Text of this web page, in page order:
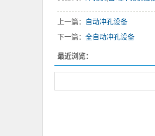
上一篇：
自动冲孔设备
下一篇： 全自动冲孔设备
最近浏览：